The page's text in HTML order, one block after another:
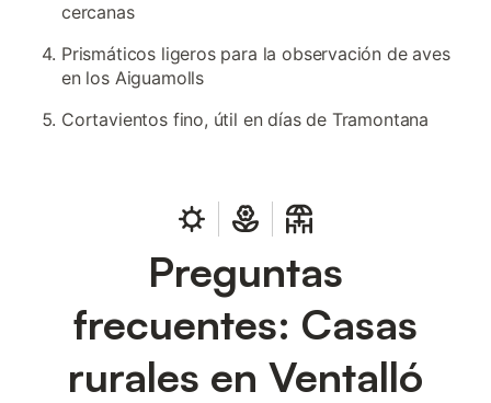
cercanas
Prismáticos ligeros para la observación de aves
en los Aiguamolls
Cortavientos fino, útil en días de Tramontana
Preguntas
frecuentes: Casas
rurales en Ventalló